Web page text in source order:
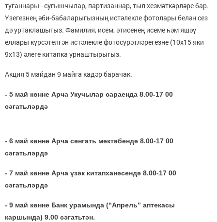
туганнары - сугышчылар, партизаннар, тыл хезмәткәрләре бар.
Үзегезнең әби-бабаларыгызның истәлекле фотолары белән сез
дә уртаклашыгыз. Фамилия, исем, әтисенең исеме һәм яшәү
еллары күрсәтелгән истәлекле фотосурәтләрегезне (10х15 яки
9х13) әлеге китапка урнаштырыгыз.
Акция 5 майдан 9 майга кадәр барачак.
- 5 май көнне Арча Укучылар сараенда 8.00-17 00
сәгатьләрдә
- 6 май көнне Арча сәнгать мәктәбендә 8.00-17 00
сәгатьләрдә
- 7 май көнне Арча үзәк китапханәсендә 8.00-17 00
сәгатьләрдә
- 9 май көнне Банк урамында (“Апрель” аптекасы
каршында) 9.00 сәгатьтән.